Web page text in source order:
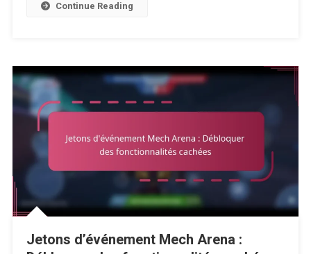
Continue Reading
Jetons d’événement Mech Arena :